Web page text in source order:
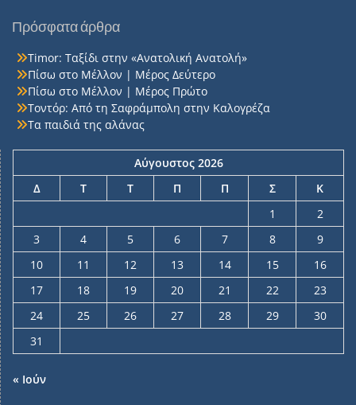
Πρόσφατα άρθρα
Timor: Ταξίδι στην «Ανατολική Ανατολή»
Πίσω στο Μέλλον | Μέρος Δεύτερο
Πίσω στο Μέλλον | Μέρος Πρώτο
Τοντόρ: Από τη Σαφράμπολη στην Καλογρέζα
Τα παιδιά της αλάνας
Αύγουστος 2026
Δ
Τ Τ Π Π Σ
Κ
1
2
3
4 5 6 7 8
9
10
11 12 13 14 15
16
17
18 19 20 21 22
23
24
25 26 27 28 29
30
31
« Ιούν